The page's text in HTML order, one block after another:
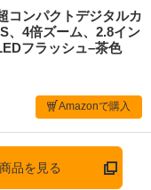
コンパクトデジタルカ
、4倍ズーム、2.8イン
フラッシュ–茶色
Amazonで購入
品を見る